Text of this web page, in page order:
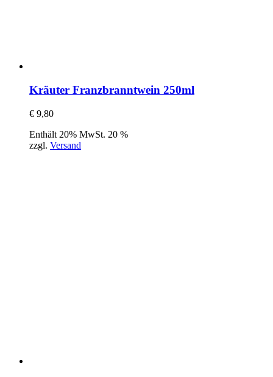
Kräuter Franzbranntwein 250ml
€ 9,80
Enthält 20% MwSt. 20 %
zzgl. Versand